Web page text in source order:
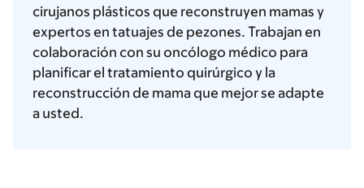
cirujanos plásticos que reconstruyen mamas y
expertos en tatuajes de pezones. Trabajan en
colaboración con su oncólogo médico para
planificar el tratamiento quirúrgico y la
reconstrucción de mama que mejor se adapte
a usted.